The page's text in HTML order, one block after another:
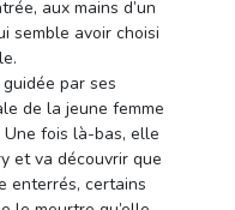
aux mains d’un
semble avoir choisi
par ses
de la jeune femme
Une fois là-bas, elle
et va découvrir que
enterrés, certains